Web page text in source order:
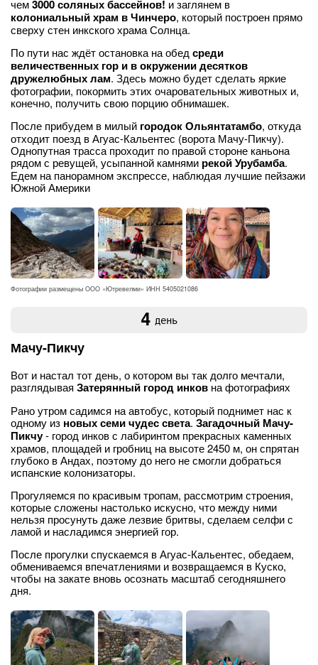
чем3000 соляных бассейнов! и заглянем в
колониальный храм в Чинчеро, который построен прямо
сверху стен инкского храма Солнца.
По пути нас ждёт остановка на обед среди
величественных гор и в окружении десятков
дружелюбных лам. Здесь можно будет сделать яркие
фотографии, покормить этих очаровательных животных и,
конечно, получить свою порцию обнимашек.
После прибудем в милый городок Ольянтатамбо, откуда
отходит поезд в Агуас-Кальентес (ворота Мачу-Пикчу).
Однопутная трасса проходит по правой стороне каньона
рядом с ревущей, усыпанной камнями рекой Урубамба.
Едем на панорамном экспрессе, наблюдая лучшие пейзажи
Южной Америки
Фотографии размещены ООО «Ютревелми» ИНН 5405021086
4 день
Мачу-Пикчу
Вот и настал тот день, о котором вы так долго мечтали,
разглядывая Затерянный город инков на фотографиях
Рано утром садимся на автобус, который поднимет нас к
одному из новыхсеми чудес света. Загадочный Мачу-
Пикчу- город инков с лабиринтом прекрасных каменных
храмов, площадей и гробниц на высоте 2450 м, он спрятан
глубоко в Андах, поэтому до него не смогли добраться
испанские колонизаторы.
Прогуляемся по красивым тропам, рассмотрим строения,
которые сложены настолько искусно, что между ними
нельзя просунуть даже лезвие бритвы, сделаем селфи с
ламой и насладимся энергией гор.
После прогулки спускаемся в Агуас-Кальентес, обедаем,
обмениваемся впечатлениями и возвращаемся в Куско,
чтобы на закате вновь осознать масштаб сегодняшнего
дня.